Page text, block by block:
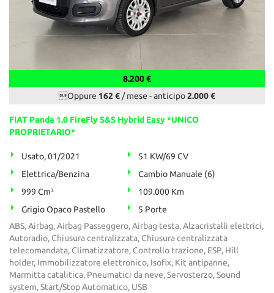
8.200 €
Oppure 162 €/ mese -anticipo2.000 €
FIAT Panda 1.0 FireFly S&S Hybrid Easy *UNICO
PROPRIETARIO*
Usato, 01/2021
51 KW/69 CV
Elettrica/Benzina
Cambio Manuale (6)
999 Cm³
109.000 Km
Grigio Opaco Pastello
5 Porte
ABS, Airbag, Airbag Passeggero, Airbag testa, Alzacristalli elettrici,
Autoradio, Chiusura centralizzata, Chiusura centralizzata
telecomandata, Climatizzatore, Controllo trazione, ESP, Hill
holder, Immobilizzatore elettronico, Isofix, Kit antipanne,
Marmitta catalitica, Pneumatici da neve, Servosterzo, Sound
system, Start/Stop Automatico, USB